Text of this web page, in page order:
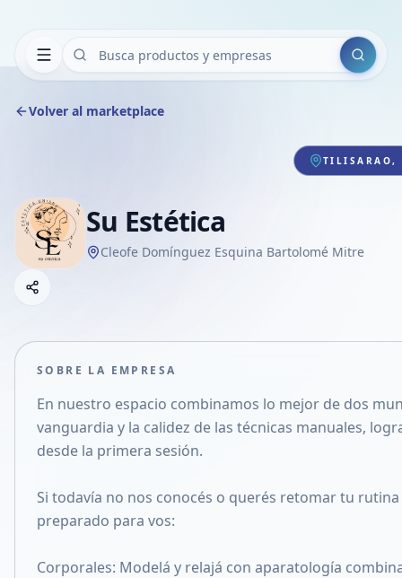
Buscar
Volver al marketplace
TILISARAO,
Su Estética
Cleofe Domínguez Esquina Bartolomé Mitre
Compartir empresa
Compartir en X
SOBRE LA EMPRESA
En nuestro espacio combinamos lo mejor de dos
vanguardia y la calidez de las técnicas manuales,
desde la primera sesión.
Si todavía no nos conocés o querés retomar tu
preparado para vos:
Corporales: Modelá y relajá con aparatología